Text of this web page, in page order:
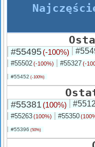
#55495(-100%)
#55502(-100%) #55327(-
#55452 (-100%)
#55381(100%)
#55263(100%) #55350
#55396 (50%)